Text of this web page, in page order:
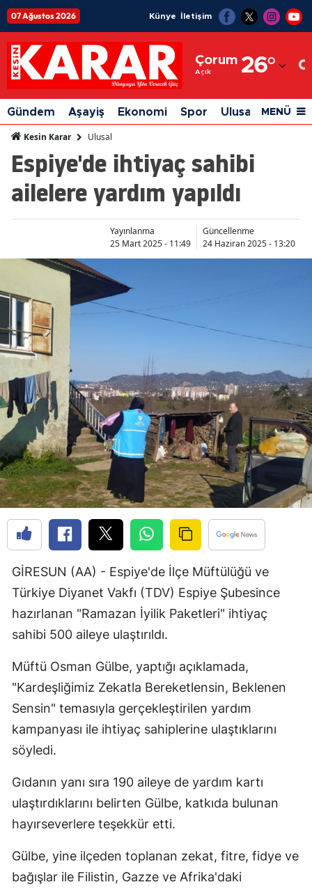
07 Ağustos 2026 Künye İletişim
Çorum
Açık 26°
Adıyaman
Afyonkarahisar
Ağrı
Amasya
Ankara
Artvin
Bilecik
Bitlis
Bolu
Burdur
Bursa
Çanakkale
Denizli
Diyarbakır
Elazığ
Erzincan
Erzurum
Gaziantep
Giresun
Hakkari
Gündem Aşayiş Ekonomi Spor Ulusal Siyaset
MENÜ
Kesin Karar Ulusal
Espiye'de ihtiyaç sahibi
ailelere yardım yapıldı
Yayınlanma
25 Mart 2025 - 11:49
Güncellenme
24 Haziran 2025 - 13:20
GİRESUN (AA) - Espiye'de İlçe Müftülüğü ve
Türkiye Diyanet Vakfı (TDV) Espiye Şubesince
hazırlanan "Ramazan İyilik Paketleri" ihtiyaç
sahibi 500 aileye ulaştırıldı.
Müftü Osman Gülbe, yaptığı açıklamada,
"Kardeşliğimiz Zekatla Bereketlensin, Beklenen
Sensin" temasıyla gerçekleştirilen yardım
kampanyası ile ihtiyaç sahiplerine ulaştıklarını
söyledi.
Gıdanın yanı sıra 190 aileye de yardım kartı
ulaştırdıklarını belirten Gülbe, katkıda bulunan
hayırseverlere teşekkür etti.
Gülbe, yine ilçeden toplanan zekat, fitre, fidye ve
bağışlar ile Filistin, Gazze ve Afrika'daki